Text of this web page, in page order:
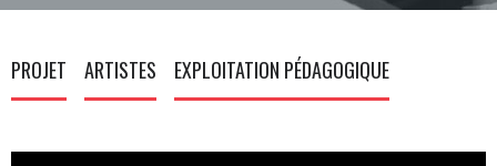
PROJET ARTISTES EXPLOITATION PÉDAGOGIQUE